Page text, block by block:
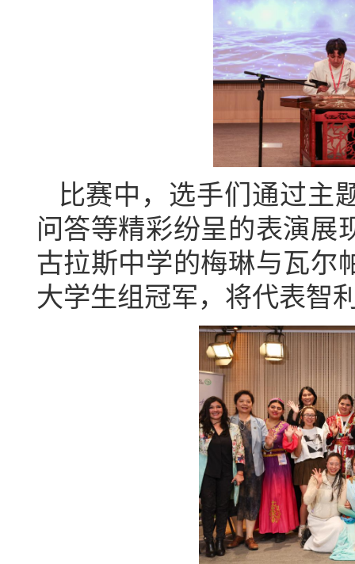
比赛中， 选手们通过主
问答等精彩纷呈的表演展
古拉斯中学的梅琳与瓦尔
大学生组冠军，将代表智